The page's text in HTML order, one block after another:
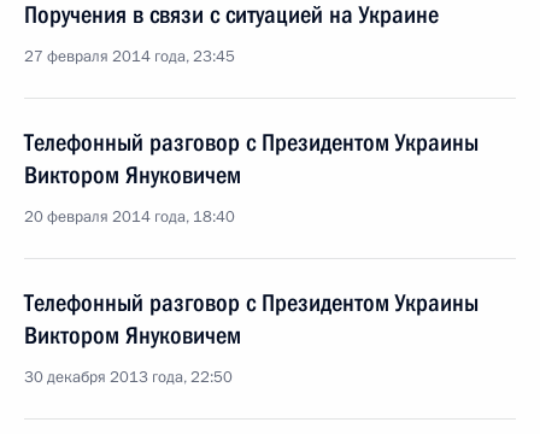
Поручения в связи с ситуацией на Украине
27 февраля 2014 года, 23:45
Телефонный разговор с Президентом Украины
Виктором Януковичем
20 февраля 2014 года, 18:40
Телефонный разговор с Президентом Украины
Виктором Януковичем
30 декабря 2013 года, 22:50